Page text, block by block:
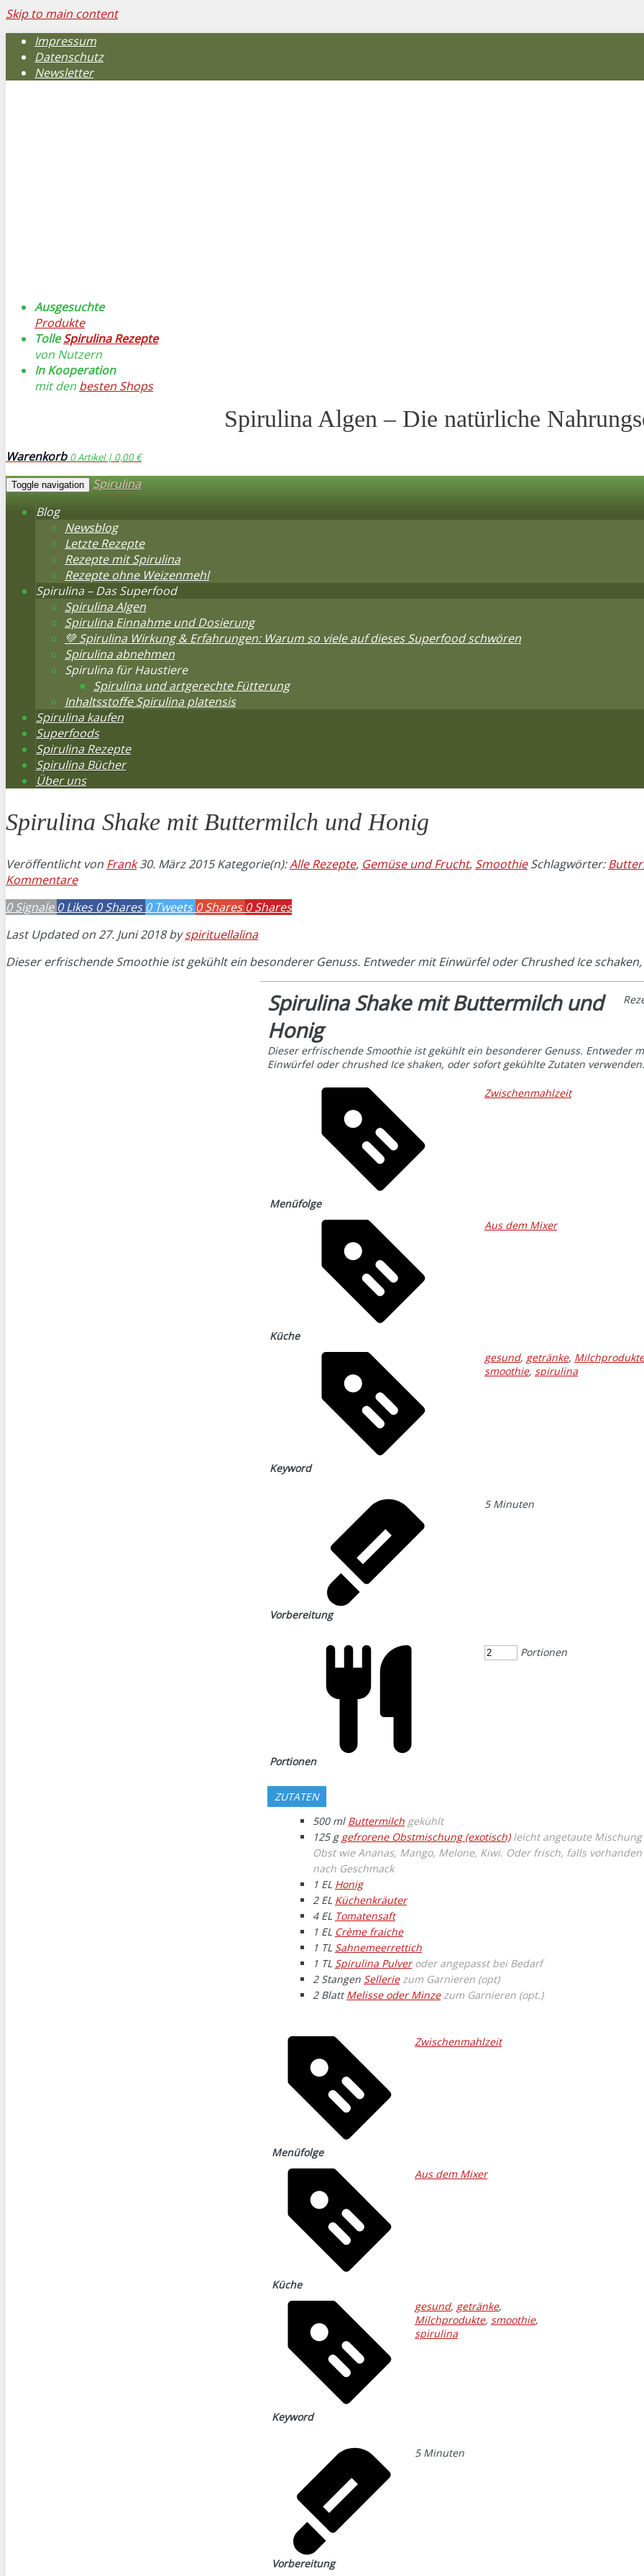
Skip to main content
Impressum
Datenschutz
Newsletter
Ausgesuchte
Produkte
TolleSpirulina Rezepte
von Nutzern
In Kooperation
mit den besten Shops
Spirulina Algen – Die natürliche
Warenkorb 0Artikel | 0,00 €
Toggle navigation
Spirulina
Blog
Newsblog
Letzte Rezepte
Rezepte mit Spirulina
Rezepte ohne Weizenmehl
Spirulina – Das Superfood
Spirulina Algen
Spirulina Einnahme und Dosierung
💚 Spirulina Wirkung & Erfahrungen: Warum so viele auf dieses Superfood schwören
Spirulina abnehmen
Spirulina für Haustiere
Spirulina und artgerechte Fütterung
Inhaltsstoffe Spirulina platensis
Spirulina kaufen
Superfoods
Spirulina Rezepte
Spirulina Bücher
Über uns
Spirulina Shake mit Buttermilch und Honig
Veröffentlicht von Frank 30. März 2015 Kategorie(n):Alle Rezepte, Gemüse und Frucht, SmoothieSchlagwörter:
Kommentare
0 Signale 0 Likes 0 Shares 0 Tweets 0 Shares 0 Shares
Last Updated on 27. Juni 2018 byspirituellalina
Dieser erfrischende Smoothie ist gekühlt ein besonderer Genuss. Entweder mit Einwürfel oder Chrushed Ice
Spirulina Shake mit Buttermilch und
Honig
Dieser erfrischende Smoothie ist gekühlt ein besonderer Genuss. Entweder
Einwürfel oder chrushed Ice shaken, oder sofort gekühlte Zutaten verwenden.
Menüfolge
Zwischenmahlzeit
Küche
Aus dem Mixer
Keyword
gesund, getränke, Milchprodukte
smoothie, spirulina
Vorbereitung
5 Minuten
Portionen
Portionen
ZUTATEN
500 ml Buttermilch gekühlt
125 g gefrorene Obstmischung (exotisch) leicht angetaute Mischung
Obst wie Ananas, Mango, Melone, Kiwi. Oder frisch, falls
nach Geschmack
1 EL Honig
2 EL Küchenkräuter
4 EL Tomatensaft
1 EL Crème fraiche
1 TL Sahnemeerrettich
1 TL Spirulina Pulver oder angepasst bei Bedarf
2 Stangen Sellerie zum Garnieren (opt)
2 Blatt Melisse oder Minze zum Garnieren (opt.)
Menüfolge
Zwischenmahlzeit
Küche
Aus dem Mixer
Keyword
gesund, getränke,
Milchprodukte, smoothie,
spirulina
Vorbereitung
5 Minuten